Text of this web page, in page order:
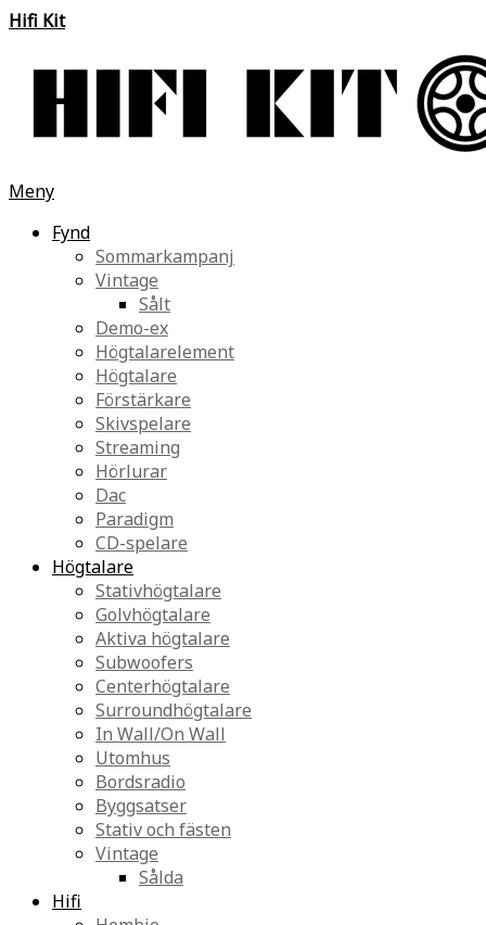
Hifi Kit
Meny
Fynd
Sommarkampanj
Vintage
Sålt
Demo-ex
Högtalarelement
Högtalare
Förstärkare
Skivspelare
Streaming
Hörlurar
Dac
Paradigm
CD-spelare
Högtalare
Stativhögtalare
Golvhögtalare
Aktiva högtalare
Subwoofers
Centerhögtalare
Surroundhögtalare
In Wall/On Wall
Utomhus
Bordsradio
Byggsatser
Stativ och fästen
Vintage
Sålda
Hifi